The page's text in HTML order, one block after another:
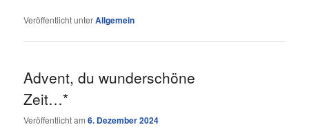
Veröffentlicht unterAllgemein
Advent, du wunderschöne
Zeit…*
Veröffentlicht am6. Dezember 2024